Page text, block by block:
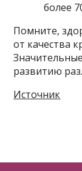
более
Помните,
от качества
развитию
Источник